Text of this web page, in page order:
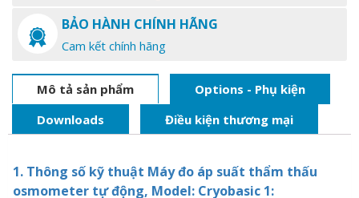
BẢO HÀNH CHÍNH HÃNG
Cam kết chính hãng
Mô tả sản phẩm
Options - Phụ kiện
Downloads
Điều kiện thương mại
1. Thông số kỹ thuật Máy đo áp suất thẩm thấu
osmometer tự động, Model: Cryobasic 1: